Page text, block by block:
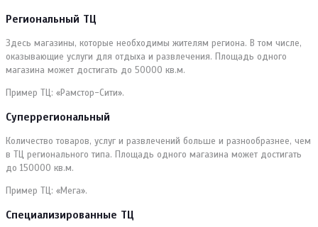
Региональный ТЦ
Здесь магазины, которые необходимы жителям региона. В том числе,
оказывающие услуги для отдыха и развлечения. Площадь одного
магазина может достигать до 50000 кв.м.
Пример ТЦ: «Рамстор-Сити».
Суперрегиональный
Количество товаров, услуг и развлечений больше и разнообразнее, чем
в ТЦ регионального типа. Площадь одного магазина может достигать
до 150000 кв.м.
Пример ТЦ: «Мега».
Специализированные ТЦ